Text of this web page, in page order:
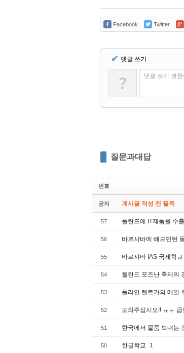
Facebook Twitter
✔ 댓글 쓰기
? 댓글 쓰기 권
질문과대답
번호
공지 게시글 작성 전 필독
57 폴란드에 IT제품을 수
56 바르샤바에 배드민턴
55 바르샤바 IAS 국제학
54 폴란드 포즈난 축제의
53 폴리안 렌트카의 메일
52 도와주십시오!! ㅠㅜ
51 한국에서 물품 보내는
50 한글학교 1